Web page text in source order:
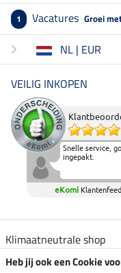
1 Vacatures Groei
NL | EUR
VEILIG INKOPEN
Snelle service,
ingepakt.
eKomi
Klimaatneutrale shop
Heb jij ook een Cookie